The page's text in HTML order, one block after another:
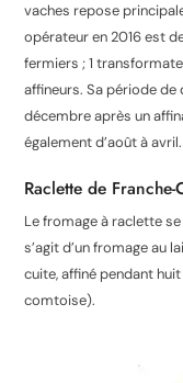
vaches repose
opérateur en 2016est
fermiers ; 1
affineurs. Sa période
décembre après un
également d’août à avril.
Raclette de Franche-
Le fromage à raclette
s’agit d’un fromage au
cuite, affiné pendant
comtoise).